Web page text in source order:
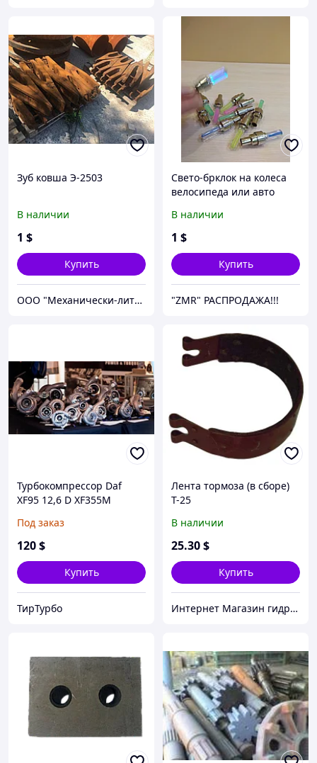
Зуб ковша Э-2503
В наличии
1 $
Купить
ООО "Механически-литейный завод"
Свето-брклок на колеса
велосипеда или авто
В наличии
1 $
Купить
"ZMR" РАСПРОДАЖА!!!
Турбокомпрессор Daf
XF95 12,6 D XF355M
0006
Под заказ
120$
Купить
ТирТурбо
Лента тормоза (в сборе)
Т-25
В наличии
25.30$
Купить
Интернет Магазин гидравлических узлов